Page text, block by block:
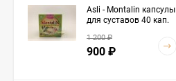
Asli - Montalin капсулы
для суставов 40 кап.
1 200₽
900 ₽